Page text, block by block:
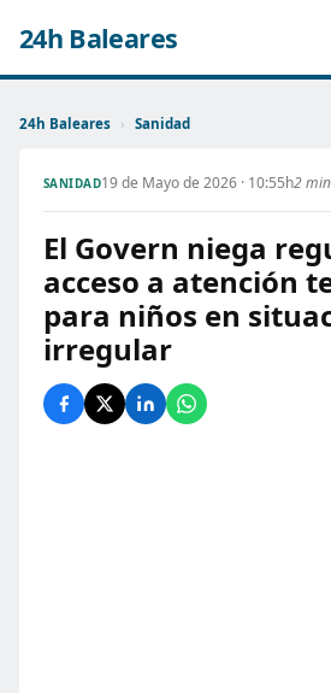
24h Baleares
24h Baleares › Sanidad
SANIDAD19 de Mayo de 2026 · 10:55h2
El Govern niega
acceso a atención
para niños en
irregular